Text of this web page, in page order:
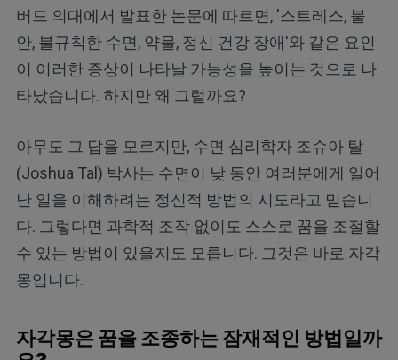
버드 의대에서 발표한 논문에 따르면, '스트레스, 불
안, 불규칙한 수면, 약물, 정신 건강 장애'와 같은 요인
이 이러한 증상이 나타날 가능성을 높이는 것으로 나
타났습니다. 하지만 왜 그럴까요?
아무도 그 답을 모르지만, 수면 심리학자 조슈아 탈
(Joshua Tal) 박사는 수면이 낮 동안 여러분에게 일어
난 일을 이해하려는 정신적 방법의 시도라고 믿습니
다. 그렇다면 과학적 조작 없이도 스스로 꿈을 조절할
수 있는 방법이 있을지도 모릅니다. 그것은 바로 자각
몽입니다.
자각몽은 꿈을 조종하는 잠재적인 방법일까